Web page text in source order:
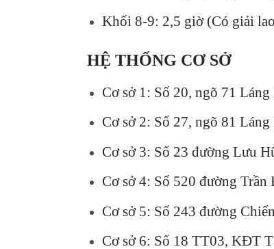
Khối 8-9: 2,5 giờ (Có giải
HỆ THỐNG CƠ SỞ
Cơ sở 1: Số 20, ngõ 71
Cơ sở 2: Số 27, ngõ 81
Cơ sở 3: Số 23 đường Lưu
Cơ sở 4: Số 520 đường
Cơ sở 5: Số 243 đường
Cơ sở 6: Số 18 TT03, KĐT